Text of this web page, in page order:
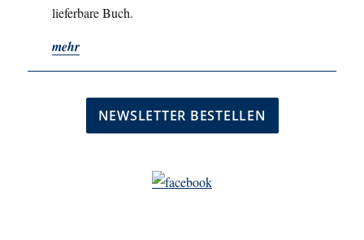
lieferbare Buch.
mehr